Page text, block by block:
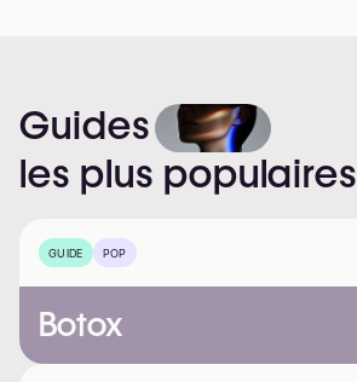
Guides
les plus populaires
GUIDE POP
Botox